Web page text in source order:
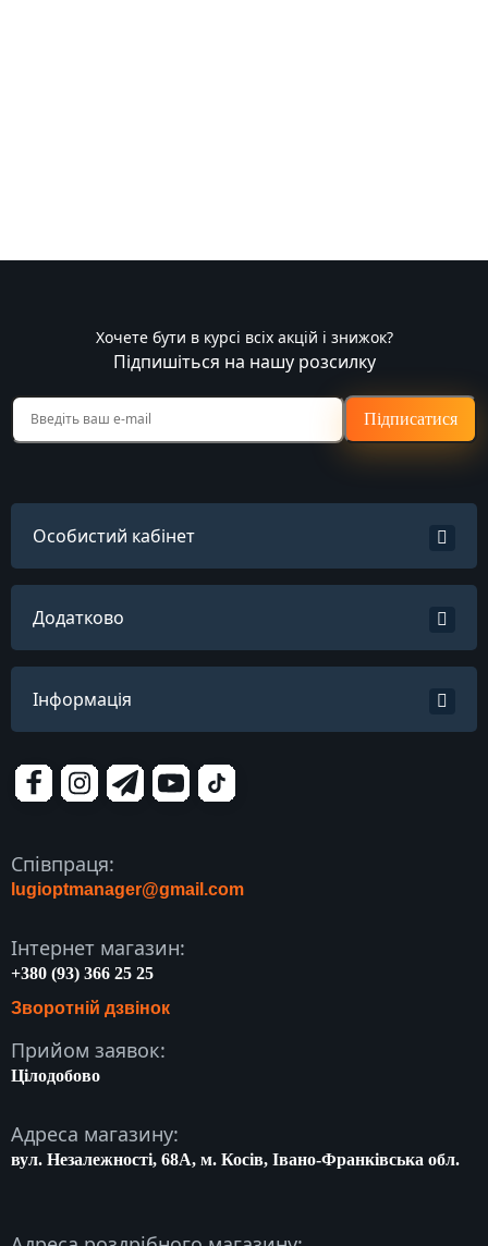
Хочете бути в курсі всіх акцій і знижок?
Підпишіться на нашу розсилку
Підписатися
Особистий кабінет
Додатково
Інформація
Співпраця:
lugioptmanager@gmail.com
Інтернет магазин:
+380 (93) 366 25 25
Зворотній дзвінок
Прийом заявок:
Цілодобово
Адреса магазину:
вул. Незалежності, 68A, м. Косів, Івано-Франківська обл.